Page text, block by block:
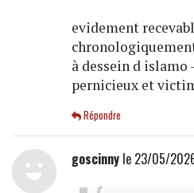
evidement
à dessein d islamo
pernicieux et
Répondre
goscinnyle 23/05/